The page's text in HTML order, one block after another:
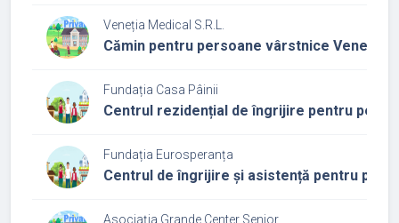
Veneția Medical S.R.L.
Cămin pentru persoane vârstnice Veneția
Fundația Casa Pâinii
Centrul rezidențial de îngrijire pentru
Fundația Eurosperanța
Centrul de îngrijire și asistență pentru
Asociația Grande Center Senior